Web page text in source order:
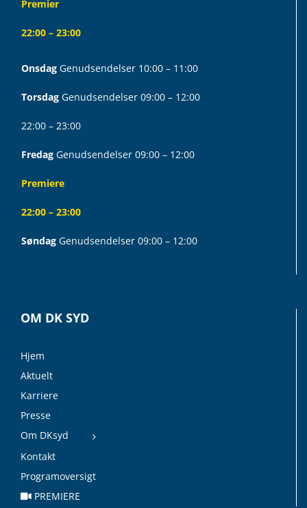
Premier
22:00 – 23:00
Onsdag Genudsendelser 10:00 – 11:00
Torsdag Genudsendelser 09:00 – 12:00
22:00 – 23:00
Fredag Genudsendelser 09:00 – 12:00
Premiere
22:00 – 23:00
Søndag Genudsendelser 09:00 – 12:00
OM DK SYD
Hjem
Aktuelt
Karriere
Presse
Om DKsyd
Kontakt
Programoversigt
PREMIERE